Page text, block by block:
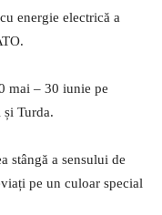
energie electrică a
mai – 30 iunie pe
și Turda.
stângă a sensului de
pe un culoar special